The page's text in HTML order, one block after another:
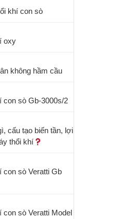
khí con sò
oxy
không hầm cầu
con sò Gb-3000s/2
cấu tạo biến tần, lợi
thổi khí
con sò Veratti Gb
con sò Veratti Model